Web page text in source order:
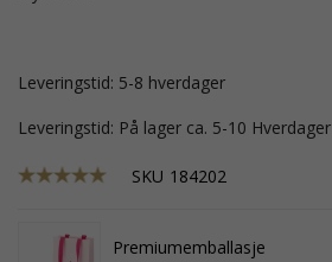
Leveringstid: 5-8 hverdager
Leveringstid: På lager ca. 5-10 Hverdager
SKU 184202
Premiumemballasje